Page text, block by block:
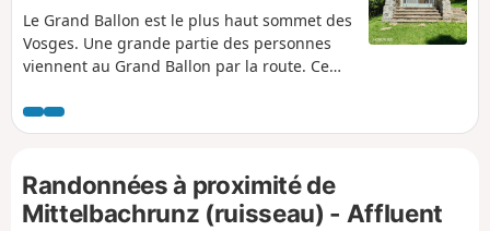
Le Grand Ballon est le plus haut sommet des
Vosges. Une grande partie des personnes
viennent au Grand Ballon par la route. Ce
Florival ou encore depuis le Markstein. Cette
sortie propose de faire son ascension depuis
réserver pour les sportifs car il faudra avaler
plus de 1000 m de dénivelé positif. La
montée se fait en forêt sur 85% du parcours.
Randonnées à proximité de
Mittelbachrunz (ruisseau) - Affluent